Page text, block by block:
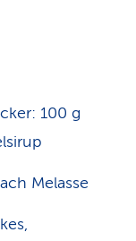
100 g
Melasse